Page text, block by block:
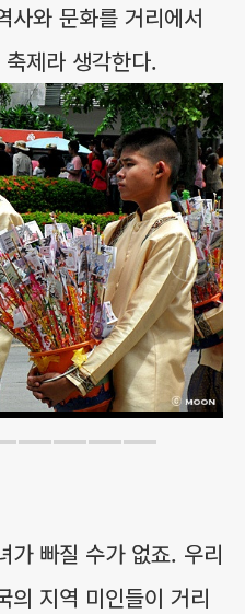
사와 문화를 거리에서
제라 생각한다.
가 빠질 수가 없죠. 우리
의 지역 미인들이 거리